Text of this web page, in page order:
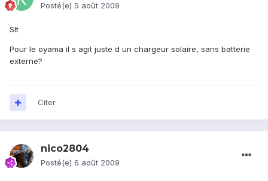
Posté(e) 5 août 2009
Slt
Pour le oyama il s agit juste d un chargeur solaire, sans batterie
externe?
Citer
nico2804
Posté(e) 6 août 2009